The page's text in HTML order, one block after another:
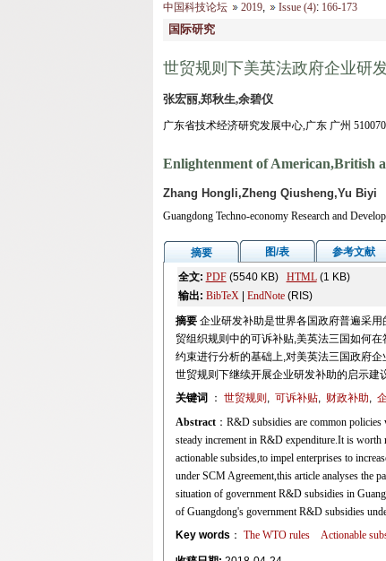
中国科技论坛 2019, Issue (4):166-173
国际研究
世贸规则下美英法政府企业研
张宏丽,郑秋生,余碧仪
广东省技术经济研究发展中心,广东 广州 510070
Enlightenment of American,British
Zhang Hongli,Zheng Qiusheng,Yu Biyi
Guangdong Techno-economy Research and
摘要 图/表 参考文献
全文: PDF(5540 KB) HTML(1 KB)
输出: BibTeX| EndNote(RIS)
摘要 企业研发补助是世界各国政府普遍采
贸组织规则中的可诉补贴,美英法三国如何
约束进行分析的基础上,对美英法三国政府
世贸规则下继续开展企业研发补助的启示建
关键词 ： 世贸规则 , 可诉补贴, 财政补助,
Abstract：R&D subsidies are common policies
steady increment in R&D expenditure.It is
actionable subsides,to impel enterprises to
under SCM Agreement,this article analyses the
situation of government R&D subsidies in
of Guangdong's government R&D subsidies
Key words ： The WTO rules Actionable